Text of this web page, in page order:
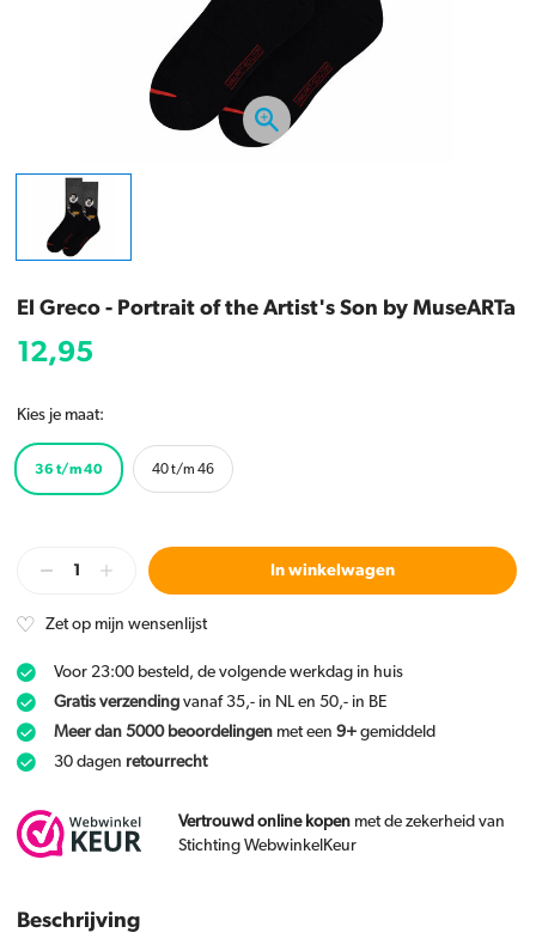
El Greco - Portrait of the Artist's Son by MuseARTa
12,95
Kies je maat:
36 t/m 40 40 t/m 46
In winkelwagen
Zet op mijn wensenlijst
Voor 23:00 besteld, de volgende werkdag in huis
Gratis verzending vanaf 35,- in NL en 50,- in BE
Meer dan 5000 beoordelingen met een 9+ gemiddeld
30 dagen retourrecht
Vertrouwd online kopen met de zekerheid van
Stichting WebwinkelKeur
Beschrijving